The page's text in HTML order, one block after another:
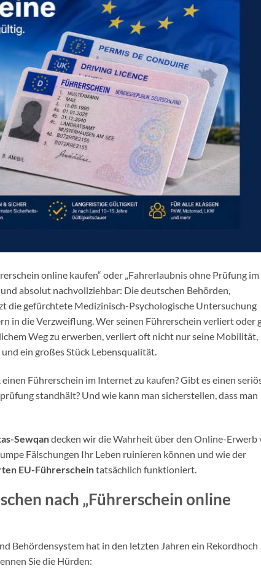
online kaufen“ oder „Fahrerlaubnis ohne Prüfung im
absolut nachvollziehbar: Die deutschen Behörden,
die gefürchtete Medizinisch-Psychologische Untersuchung
in die Verzweiflung. Wer seinen Führerschein verliert oder
Weg zu erwerben, verliert oft nicht nur seine Mobilität,
ein großes Stück Lebensqualität.
Führerschein im Internet zu kaufen? Gibt es einen
standhält? Und wie kann man sicherstellen, dass man
Sewqandecken wir die Wahrheit über den Online-Erwerb
Fälschungen Ihr Leben ruinieren können und wie der
EU-Führerscheintatsächlich funktioniert.
nach „Führerschein online
Behördensystem hat in den letzten Jahren ein Rekordhoch
Sie die Hürden: